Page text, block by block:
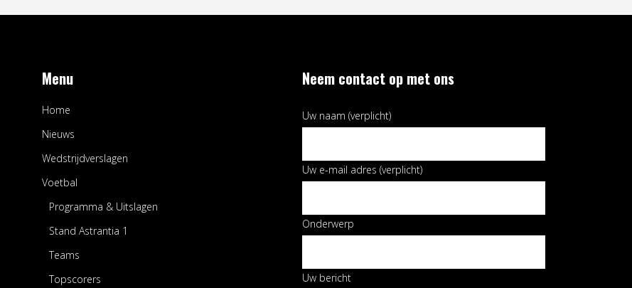
Menu
Home
Nieuws
Wedstrijdverslagen
Voetbal
Programma & Uitslagen
Stand Astrantia 1
Teams
Topscorers
Neem contact op met ons
Uw naam (verplicht)
Uw e-mail adres (verplicht)
Onderwerp
Uw bericht